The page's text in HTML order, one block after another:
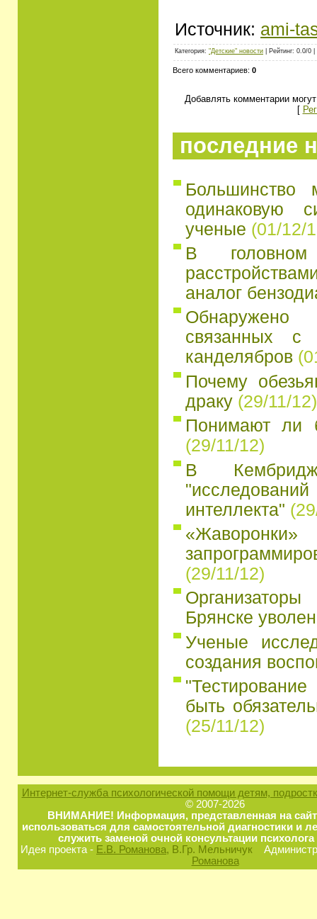
Источник: ami-
Категория: "Детские" новости | Рейтинг: 0.0/0 |
Всего комментариев: 0
Добавлять комментарии
[
последние
Большинство
одинаковую
ученые (01/12/
В
аналог
связанных с
канделябров
Почему
драку (29/11/12)
Понимают ли
(29/11/12)
В
интеллекта"
(29/11/12)
Брянске
Ученые
создания
быть
(25/11/12)
Интернет-служба психологической помощи детям,
© 2007-2026
ВНИМАНИЕ! Информация, представленная на
использоваться для самостоятельной диагностики и
служить заменой очной консультации
Идея проекта - Е.В. Романова, В.Гр. Мельничук
Романова